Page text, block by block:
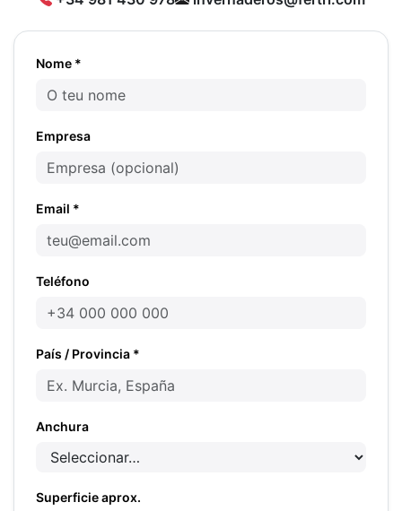
Nome *
Empresa
Email *
Teléfono
País / Provincia *
Anchura
Superficie aprox.